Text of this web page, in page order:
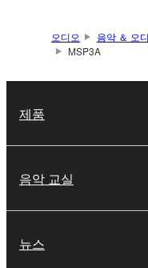
오디오 음악 ＆ 오
MSP3A
제품
음악 교실
뉴스